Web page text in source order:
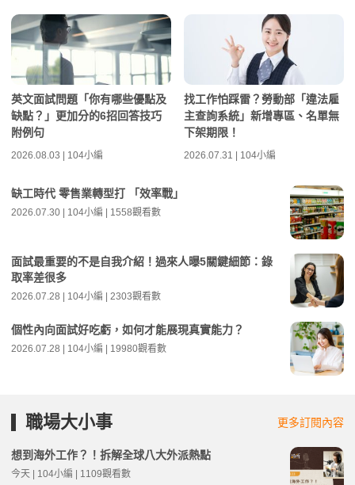
英文面試問題「你有哪些優點及
缺點？」更加分的6招回答技巧
附例句
2026.08.03 | 104小編
找工作怕踩雷？勞動部「違法雇
主查詢系統」新增專區、名單無
下架期限！
2026.07.31 | 104小編
缺工時代 零售業轉型打 「效率戰」
2026.07.30 | 104小編 | 1558觀看數
面試最重要的不是自我介紹！過來人曝5關鍵細節：錄
取率差很多
2026.07.28 | 104小編 | 2303觀看數
個性內向面試好吃虧，如何才能展現真實能力？
2026.07.28 | 104小編 | 19980觀看數
職場大小事 更多訂閱內容
想到海外工作？！拆解全球八大外派熱點
今天 | 104小編 | 1109觀看數